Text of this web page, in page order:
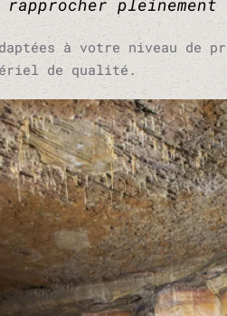
à votre niveau
de qualité.